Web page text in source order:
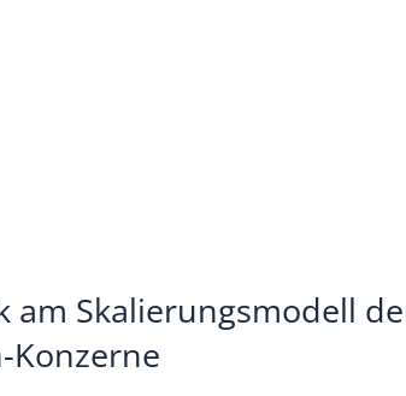
am Skalierungsmodell
Konzerne